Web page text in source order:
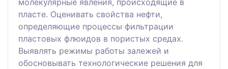
пласте. Оценивать свойства нефти,
определяющие процессы фильтрации
пластовых флюидов в пористых средах.
Выявлять режимы работы залежей и
обосновывать технологические решения для